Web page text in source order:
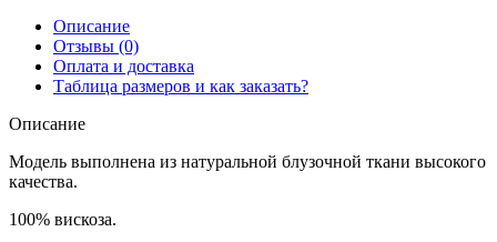
Описание
Отзывы (0)
Оплата и доставка
Таблица размеров и как заказать?
Описание
Модель выполнена из натуральной блузочной ткани высокого
качества.
100% вискоза.